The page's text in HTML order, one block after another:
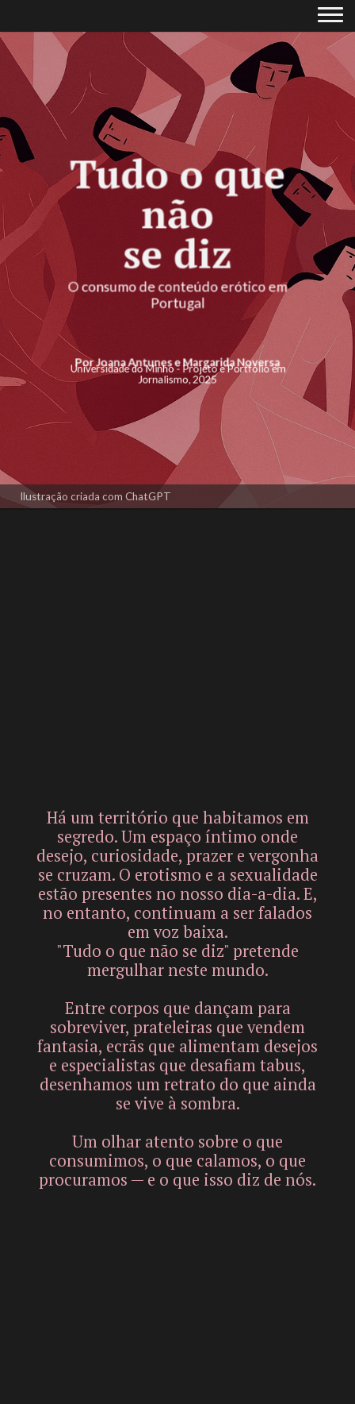
Tudo o que
não
se diz
O consumo de conteúdo erótico em
Portugal
Por Joana Antunes e Margarida Noversa
Universidade do Minho - Projeto e Portfólio em
Jornalismo, 2025
Ilustração criada com ChatGPT
Há um território que habitamos em
segredo. Um espaço íntimo onde
desejo, curiosidade, prazer e vergonha
se cruzam. O erotismo e a sexualidade
estão presentes no nosso dia-a-dia. E,
no entanto, continuam a ser falados
em voz baixa.
"Tudo o que não se diz" pretende
mergulhar neste mundo.
Entre corpos que dançam para
sobreviver, prateleiras que vendem
fantasia, ecrãs que alimentam desejos
e especialistas que desafiam tabus,
desenhamos um retrato do que ainda
se vive à sombra.
Um olhar atento sobre o que
consumimos, o que calamos, o que
procuramos — e o que isso diz de nós.